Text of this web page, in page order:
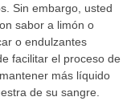
Sin embargo, usted
sabor a limón o
o endulzantes
facilitar el proceso de
más líquido
de su sangre.